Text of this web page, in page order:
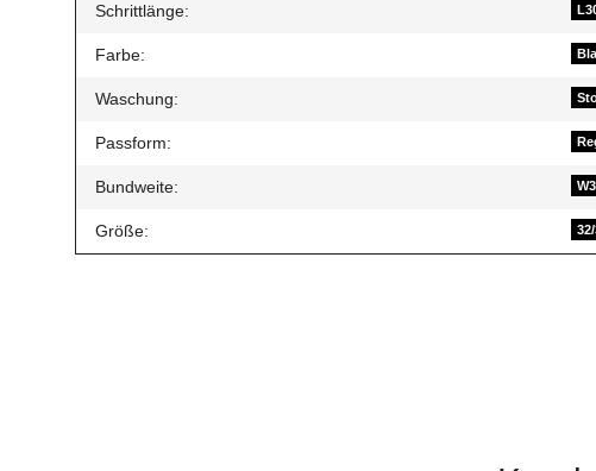
Schrittlänge:
Farbe:
Waschung:
Passform:
Bundweite:
Größe: